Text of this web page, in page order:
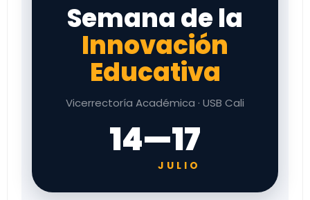
Semana de la
Innovación
Educativa
Vicerrectoría Académica · USB Cali
14—17
JULIO